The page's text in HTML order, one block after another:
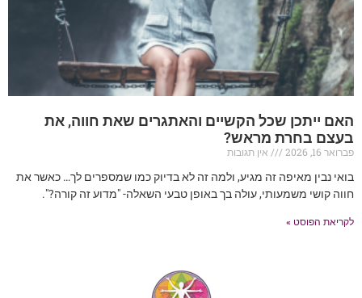
האם ייתכן שכל הקשיים והאתגרים שאת חווה, את
בעצם בחרת מראש?
פברואר 16, 2026
אין תגובות
בואי נבין מאיפה זה מגיע, ולמה זה לא בדיוק כמו שמספרים לך… כאשר את
חווה קושי משמעותי, עולה בך באופן טבעי השאלה- "מדוע זה קורה?".
לקריאת הפוסט »